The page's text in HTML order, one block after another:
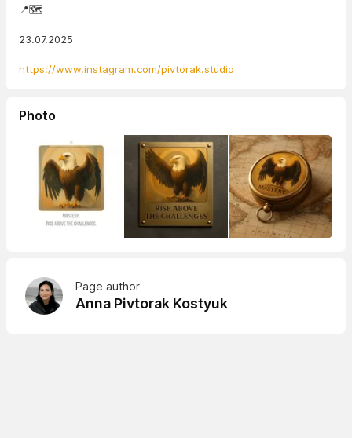
📍🗺️
23.07.2025
https://www.instagram.com/pivtorak.studio
Photo
Page author
Anna Pivtorak Kostyuk